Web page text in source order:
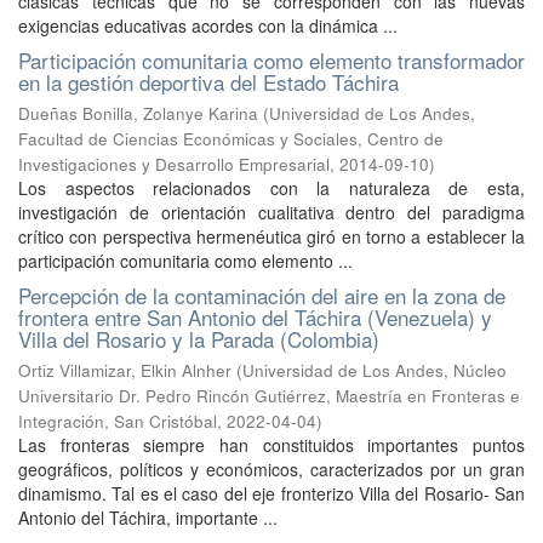
exigencias educativas acordes con la dinámica ...
Participación comunitaria como elemento transformador
en la gestión deportiva del Estado Táchira
Dueñas Bonilla, Zolanye Karina (Universidad de Los Andes,
Facultad de Ciencias Económicas y Sociales, Centro de
Investigaciones y Desarrollo Empresarial, 2014-09-10)
Los aspectos relacionados con la naturaleza de esta,
investigación de orientación cualitativa dentro del paradigma
crítico con perspectiva hermenéutica giró en torno a establecer la
participación comunitaria como elemento ...
Percepción de la contaminación del aire en la zona de
frontera entre San Antonio del Táchira (Venezuela) y
Villa del Rosario y la Parada (Colombia)
Ortiz Villamizar, Elkin Alnher (Universidad de Los Andes, Núcleo
Universitario Dr. Pedro Rincón Gutiérrez, Maestría en Fronteras e
Integración, San Cristóbal, 2022-04-04)
Las fronteras siempre han constituidos importantes puntos
geográficos, políticos y económicos, caracterizados por un gran
dinamismo. Tal es el caso del eje fronterizo Villa del Rosario- San
Antonio del Táchira, importante ...